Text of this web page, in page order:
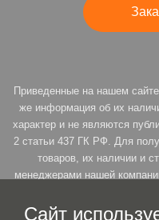
Приведенные на нашем
же информация об их
характер и не являются
2 статьи 437 ГК РФ. Для
товаров, их наличии и
менеджерами нашей
возможность пересмотра
Сайт